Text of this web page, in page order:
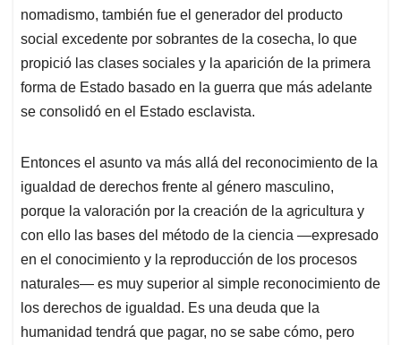
nomadismo, también fue el generador del producto
social excedente por sobrantes de la cosecha, lo que
propició las clases sociales y la aparición de la primera
forma de Estado basado en la guerra que más adelante
se consolidó en el Estado esclavista.
Entonces el asunto va más allá del reconocimiento de la
igualdad de derechos frente al género masculino,
porque la valoración por la creación de la agricultura y
con ello las bases del método de la ciencia —expresado
en el conocimiento y la reproducción de los procesos
naturales— es muy superior al simple reconocimiento de
los derechos de igualdad. Es una deuda que la
humanidad tendrá que pagar, no se sabe cómo, pero